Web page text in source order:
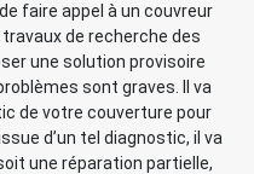
faire appel à un couvreur
de recherche des
une solution provisoire
sont graves. Il va
de votre couverture pour
d’un tel diagnostic, il va
une réparation partielle,